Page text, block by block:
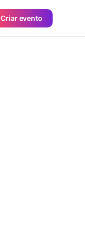
Criar evento